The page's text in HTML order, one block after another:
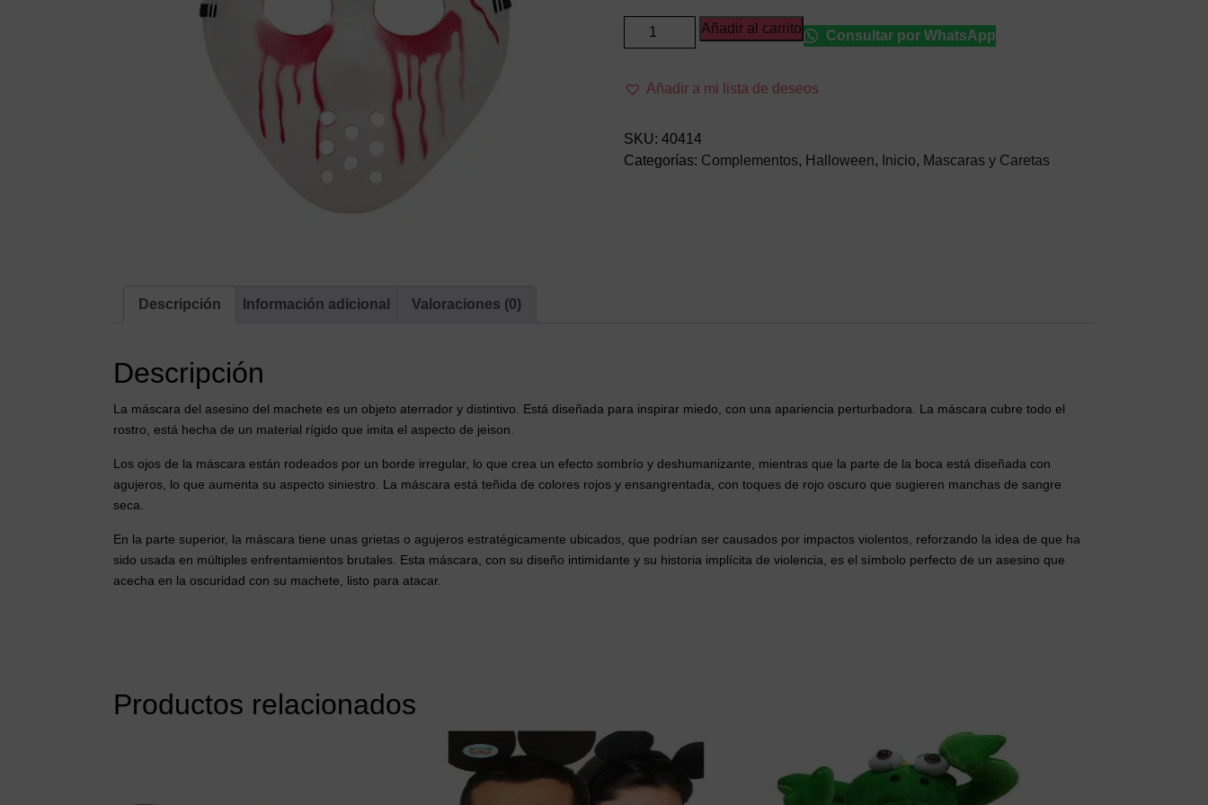
Máscara
Asesino
Machete
Añadir al carrito Consultar por WhatsApp
Añadir a mi lista de deseos
SKU: 40414
Categorías: Complementos, Halloween, Inicio, Mascaras y Caretas
Descripción Información adicional Valoraciones (0)
Descripción
La máscara del asesino del machete es un objeto aterrador y distintivo. Está diseñada para inspirar miedo, con una apariencia perturbadora. La máscara cubre todo el
rostro, está hecha de un material rígido que imita el aspecto de jeison.
Los ojos de la máscara están rodeados por un borde irregular, lo que crea un efecto sombrío y deshumanizante, mientras que la parte de la boca está diseñada con
agujeros, lo que aumenta su aspecto siniestro. La máscara está teñida de colores rojos y ensangrentada, con toques de rojo oscuro que sugieren manchas de sangre
seca.
En la parte superior, la máscara tiene unas grietas o agujeros estratégicamente ubicados, que podrían ser causados por impactos violentos, reforzando la idea de que ha
sido usada en múltiples enfrentamientos brutales. Esta máscara, con su diseño intimidante y su historia implícita de violencia, es el símbolo perfecto de un asesino que
acecha en la oscuridad con su machete, listo para atacar.
Productos relacionados